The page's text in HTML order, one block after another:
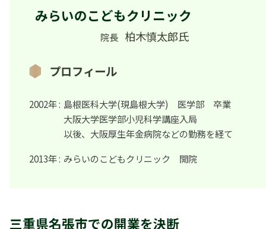
みらいのこどもクリニック
院長 柏木慎太郎氏
プロフィール
2002年 : 島根医科大学(現島根大学) 医学部 卒業
大阪大学医学部小児科学講座入局
以後、大阪厚生年金病院などの勤務を経て
2013年 : みらいのこどもクリニック 開院
三重県名張市での開業を決断